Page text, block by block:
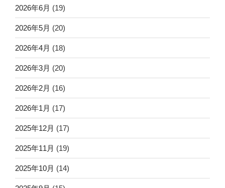
2026年6月 (19)
2026年5月 (20)
2026年4月 (18)
2026年3月 (20)
2026年2月 (16)
2026年1月 (17)
2025年12月 (17)
2025年11月 (19)
2025年10月 (14)